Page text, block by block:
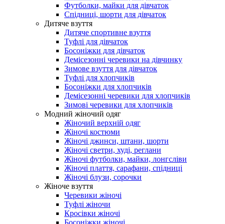
Футболки, майки для дівчаток
Спідниці, шорти для дівчаток
Дитяче взуття
Дитяче спортивне взуття
Туфлі для дівчаток
Босоніжки для дівчаток
Демісезонні черевики на дівчинку
Зимове взуття для дівчаток
Туфлі для хлопчиків
Босоніжки для хлопчиків
Демісезонні черевики для хлопчиків
Зимові черевики для хлопчиків
Модний жіночий одяг
Жіночий верхній одяг
Жіночі костюми
Жіночі джинси, штани, шорти
Жіночі светри, худі, реглани
Жіночі футболки, майки, лонгсліви
Жіночі плаття, сарафани, спідниці
Жіночі блузи, сорочки
Жіноче взуття
Черевики жіночі
Туфлі жіночи
Кросівки жіночі